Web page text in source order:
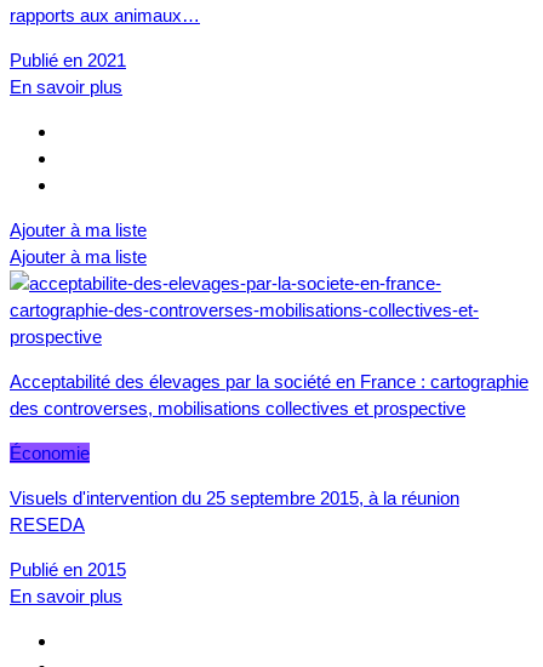
rapports aux animaux…
Publié en 2021
En savoir plus
Ajouter à ma liste
Ajouter à ma liste
Acceptabilité des élevages par la société en France : cartographie
des controverses, mobilisations collectives et prospective
Économie
Visuels d'intervention du 25 septembre 2015, à la réunion
RESEDA
Publié en 2015
En savoir plus